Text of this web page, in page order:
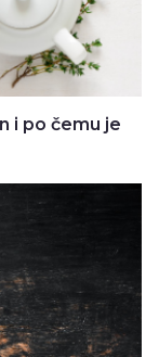
i po čemu je